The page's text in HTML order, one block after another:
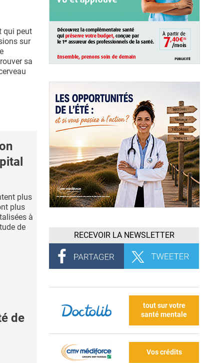
qui peut
sur
sa
plus
plus
à
de
de
RECEVOIR LA NEWSLETTER
tout sur votre
santé mentale
Vos crédits